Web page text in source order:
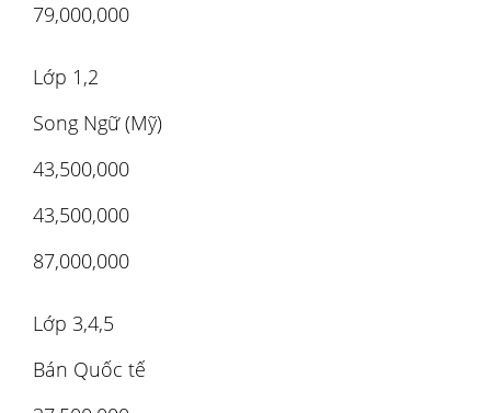
79,000,000
Lớp 1,2
Song Ngữ (Mỹ)
43,500,000
43,500,000
87,000,000
Lớp 3,4,5
Bán Quốc tế